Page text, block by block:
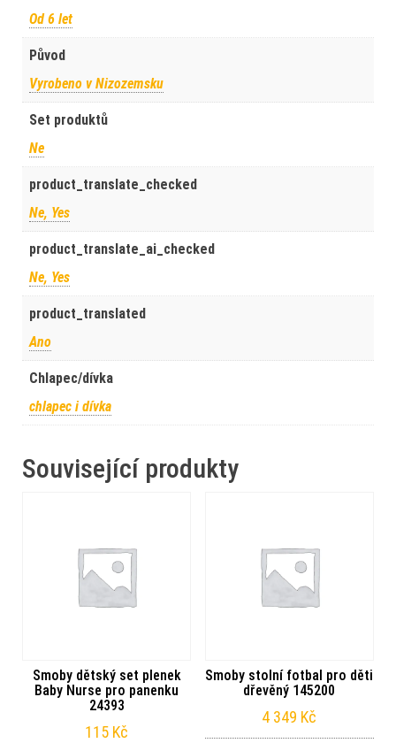
Od 6 let
Původ
Vyrobeno v Nizozemsku
Set produktů
Ne
product_translate_checked
Ne, Yes
product_translate_ai_checked
Ne, Yes
product_translated
Ano
Chlapec/dívka
chlapec i dívka
Související produkty
Smoby dětský set plenek
Baby Nurse pro panenku
24393
115 Kč
Smoby stolní fotbal pro děti
dřevěný 145200
4 349 Kč